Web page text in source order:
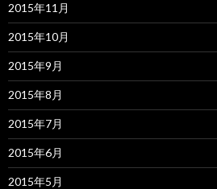
2015年11月
2015年10月
2015年9月
2015年8月
2015年7月
2015年6月
2015年5月